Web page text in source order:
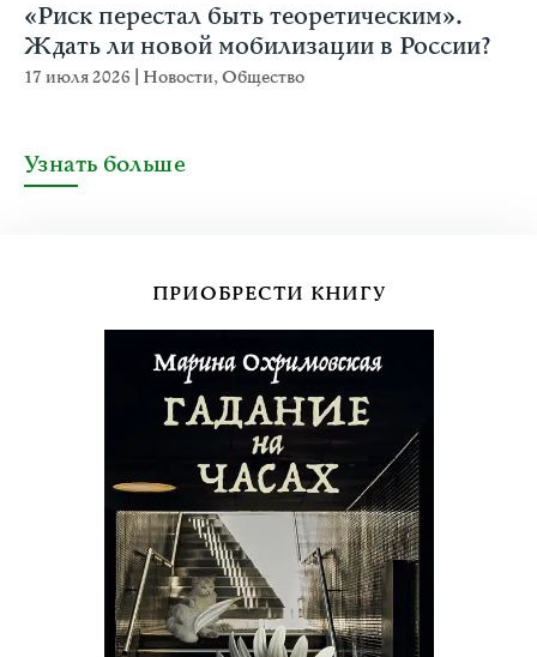
«Риск перестал быть теоретическим».
Ждать ли новой мобилизации в России?
17 июля 2026 Новости,Общество
Узнать больше
ПРИОБРЕСТИ КНИГУ